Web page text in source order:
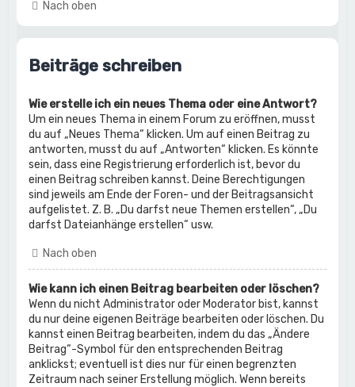
Nach oben
Beiträge schreiben
Wie erstelle ich ein neues Thema oder eine Antwort?
Um ein neues Thema in einem Forum zu eröffnen, musst
du auf „Neues Thema“ klicken. Um auf einen Beitrag zu
antworten, musst du auf „Antworten“ klicken. Es könnte
sein, dass eine Registrierung erforderlich ist, bevor du
einen Beitrag schreiben kannst. Deine Berechtigungen
sind jeweils am Ende der Foren- und der Beitragsansicht
aufgelistet. Z. B. „Du darfst neue Themen erstellen“, „Du
darfst Dateianhänge erstellen“ usw.
Nach oben
Wie kann ich einen Beitrag bearbeiten oder löschen?
Wenn du nicht Administrator oder Moderator bist, kannst
du nur deine eigenen Beiträge bearbeiten oder löschen. Du
kannst einen Beitrag bearbeiten, indem du das „Ändere
Beitrag“-Symbol für den entsprechenden Beitrag
anklickst; eventuell ist dies nur für einen begrenzten
Zeitraum nach seiner Erstellung möglich. Wenn bereits